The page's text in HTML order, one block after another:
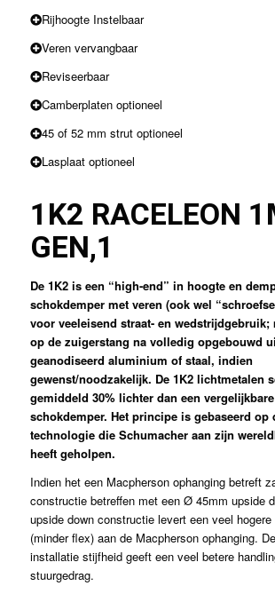
Rijhoogte Instelbaar
Veren vervangbaar
Reviseerbaar
Camberplaten optioneel
45 of 52 mm strut optioneel
Lasplaat optioneel
1K2 RACELEON
GEN,1
De 1K2 is een “high-end” in hoogte en
schokdemper met veren (ook wel
voor veeleisend straat- en
op de zuigerstang na volledig opgebouwd
geanodiseerd aluminium of staal, indien
gewenst/noodzakelijk. De 1K2 lichtmetalen
gemiddeld 30% lichter dan een
schokdemper. Het principe is gebaseerd op
technologie die Schumacher aan zijn
heeft geholpen.
Indien het een Macpherson ophanging betreft
constructie betreffen met een Ø 45mm upside
upside down constructie levert een veel
(minder flex) aan de Macpherson ophanging.
installatie stijfheid geeft een veel betere
stuurgedrag.